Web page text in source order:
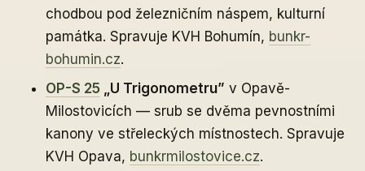
chodbou pod železničním náspem, kulturní
památka. Spravuje KVH Bohumín, bunkr-
bohumin.cz.
OP-S 25 „U Trigonometru” v Opavě-
Milostovicích — srub se dvěma pevnostními
kanony ve střeleckých místnostech. Spravuje
KVH Opava, bunkrmilostovice.cz.